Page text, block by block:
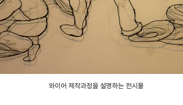
와이어 제작과정을 설명하는 전시물